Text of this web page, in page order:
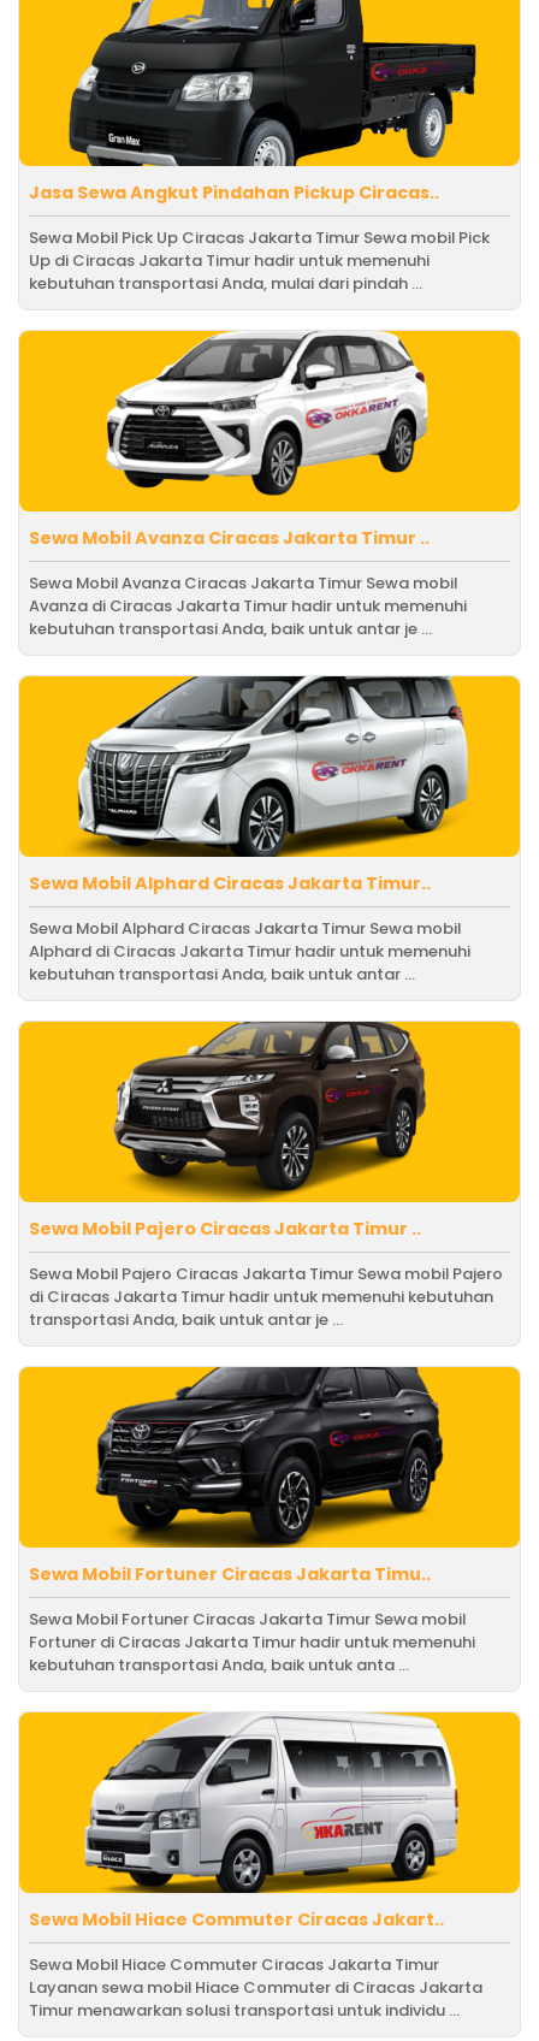
Jasa Sewa Angkut Pindahan Pickup Ciracas..
Sewa Mobil Pick Up Ciracas Jakarta Timur Sewa mobil Pick
Up di Ciracas Jakarta Timur hadir untuk memenuhi
kebutuhan transportasi Anda, mulai dari pindah ...
Sewa Mobil Avanza Ciracas Jakarta Timur ..
Sewa Mobil Avanza Ciracas Jakarta Timur Sewa mobil
Avanza di Ciracas Jakarta Timur hadir untuk memenuhi
kebutuhan transportasi Anda, baik untuk antar je ...
Sewa Mobil Alphard Ciracas Jakarta Timur..
Sewa Mobil Alphard Ciracas Jakarta Timur Sewa mobil
Alphard di Ciracas Jakarta Timur hadir untuk memenuhi
kebutuhan transportasi Anda, baik untuk antar ...
Sewa Mobil Pajero Ciracas Jakarta Timur ..
Sewa Mobil Pajero Ciracas Jakarta Timur Sewa mobil Pajero
di Ciracas Jakarta Timur hadir untuk memenuhi kebutuhan
transportasi Anda, baik untuk antar je ...
Sewa Mobil Fortuner Ciracas Jakarta Timu..
Sewa Mobil Fortuner Ciracas Jakarta Timur Sewa mobil
Fortuner di Ciracas Jakarta Timur hadir untuk memenuhi
kebutuhan transportasi Anda, baik untuk anta ...
Sewa Mobil Hiace Commuter Ciracas Jakart..
Sewa Mobil Hiace Commuter Ciracas Jakarta Timur
Layanan sewa mobil Hiace Commuter di Ciracas Jakarta
Timur menawarkan solusi transportasi untuk individu ...